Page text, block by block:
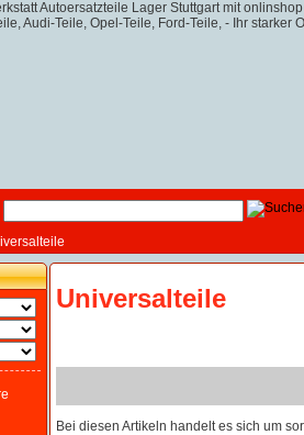
Universalteile
Bei diesen Artikeln handelt es sich um